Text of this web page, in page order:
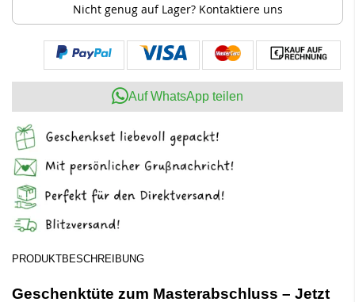
Nicht genug auf Lager? Kontaktiere uns
Auf WhatsApp teilen
PRODUKTBESCHREIBUNG
Geschenktüte zum Masterabschluss – Jetzt